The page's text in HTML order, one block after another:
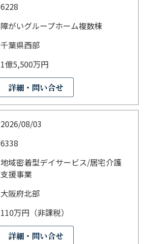
6228
障がいグループホーム複数棟
千葉県西部
1億5,500万円
詳細・問い合せ
2026/08/03
6338
地域密着型デイサービス/居宅介護
支援事業
大阪府北部
110万円（非課税）
詳細・問い合せ